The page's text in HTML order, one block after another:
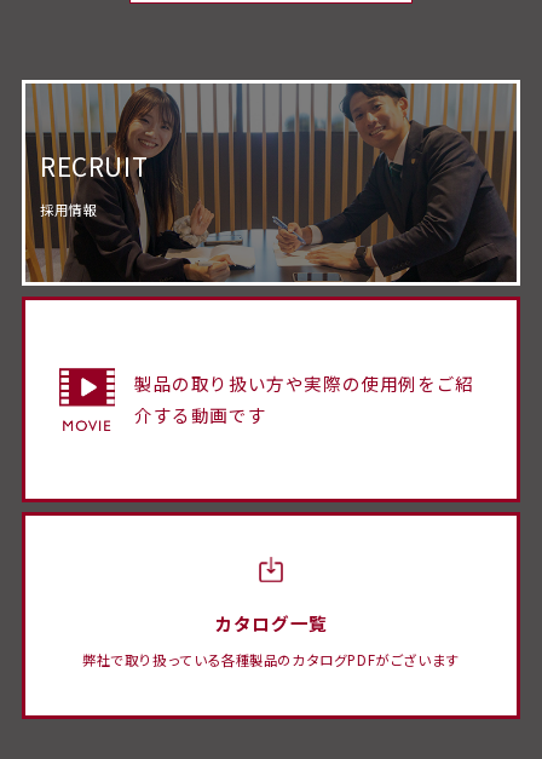
RECRUIT
採用情報
製品の取り扱い方や実際の使用例をご紹
介する動画です
カタログ一覧
弊社で取り扱っている各種製品のカタログPDFがございます